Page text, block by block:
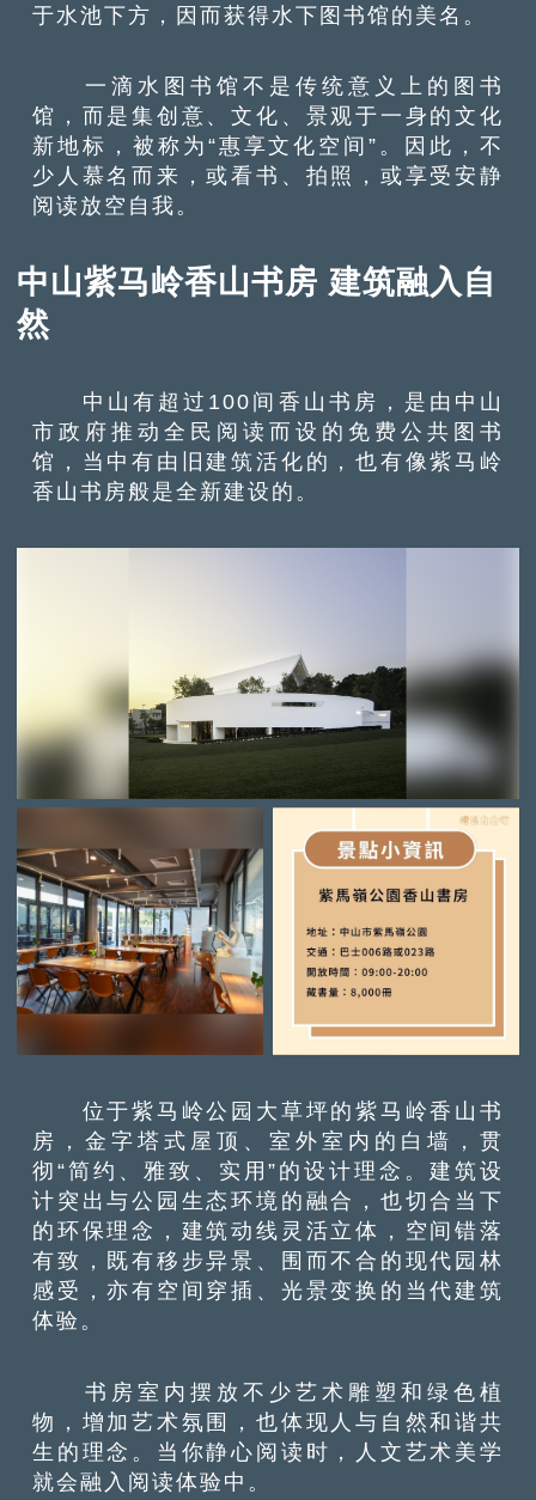
于水池下方，因而获得水下图书馆的美名。
一滴水图书馆不是传统意义上的图书
馆，而是集创意、文化、景观于一身的文化
新地标，被称为“惠享文化空间”。因此，不
少人慕名而来，或看书、拍照，或享受安静
阅读放空自我。
中山紫马岭香山书房 建筑融入自
然
中山有超过100间香山书房，是由中山
市政府推动全民阅读而设的免费公共图书
馆，当中有由旧建筑活化的，也有像紫马岭
香山书房般是全新建设的。
位于紫马岭公园大草坪的紫马岭香山书
房，金字塔式屋顶、室外室内的白墙，贯
彻“简约、雅致、实用”的设计理念。建筑设
计突出与公园生态环境的融合，也切合当下
的环保理念，建筑动线灵活立体，空间错落
有致，既有移步异景、围而不合的现代园林
感受，亦有空间穿插、光景变换的当代建筑
体验。
书房室内摆放不少艺术雕塑和绿色植
物，增加艺术氛围，也体现人与自然和谐共
生的理念。当你静心阅读时，人文艺术美学
就会融入阅读体验中。